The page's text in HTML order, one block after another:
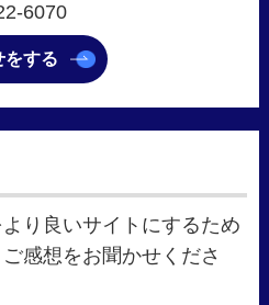
6070
をする
り良いサイトにするため
感想をお聞かせくださ